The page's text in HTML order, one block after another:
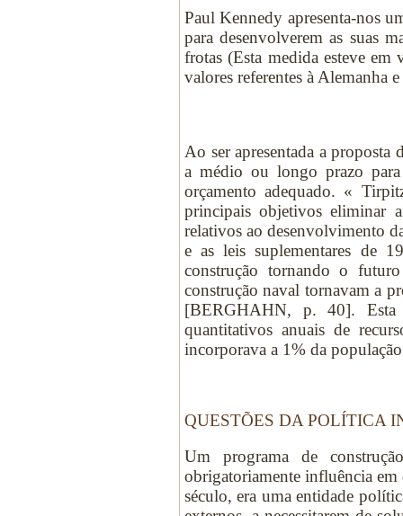
Paul Kennedy apresenta-nos
para desenvolverem as suas
frotas (Esta medida esteve em
valores referentes à
Ao ser apresentada a
a médio ou longo prazo para
orçamento adequado. «
principais objetivos eliminar
relativos ao desenvolvimento
e as leis suplementares de
construção tornando o
construção naval tornavam a
[BERGHAHN, p. 40]. Esta
quantitativos anuais de
incorporava a 1% da
QUESTÕES DA POLÍTICA
Um programa de
obrigatoriamente influência
século, era uma entidade